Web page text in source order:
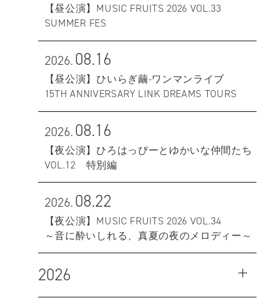
【昼公演】MUSIC FRUITS 2026 VOL.33
SUMMER FES
2026.08.16
【昼公演】ひいらぎ繭-ワンマンライブ
15TH ANNIVERSARY LINK DREAMS TOURS
2026.08.16
【夜公演】ひろはっぴーとゆかいな仲間たち
VOL.12 特別編
2026.08.22
【夜公演】MUSIC FRUITS 2026 VOL.34
～音に酔いしれる、真夏の夜のメロディー～
2026